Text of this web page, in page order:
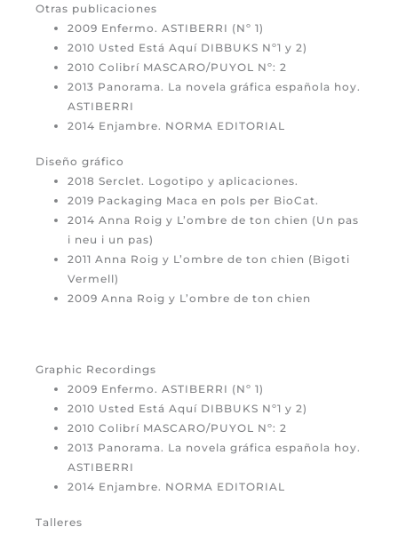
Otras publicaciones
2009 Enfermo. ASTIBERRI (Nº 1)
2010 Usted Está Aquí DIBBUKS Nº1 y 2)
2010 Colibrí MASCARO/PUYOL Nº: 2
2013 Panorama. La novela gráfica española hoy.
ASTIBERRI
2014 Enjambre. NORMA EDITORIAL
Diseño gráfico
2018 Serclet. Logotipo y aplicaciones.
2019 Packaging Maca en pols per BioCat.
2014 Anna Roig y L’ombre de ton chien (Un pas
i neu i un pas)
2011 Anna Roig y L’ombre de ton chien (Bigoti
Vermell)
2009 Anna Roig y L’ombre de ton chien
Graphic Recordings
2009 Enfermo. ASTIBERRI (Nº 1)
2010 Usted Está Aquí DIBBUKS Nº1 y 2)
2010 Colibrí MASCARO/PUYOL Nº: 2
2013 Panorama. La novela gráfica española hoy.
ASTIBERRI
2014 Enjambre. NORMA EDITORIAL
Talleres